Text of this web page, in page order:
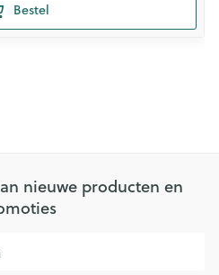
Bestel
nieuwe producten en